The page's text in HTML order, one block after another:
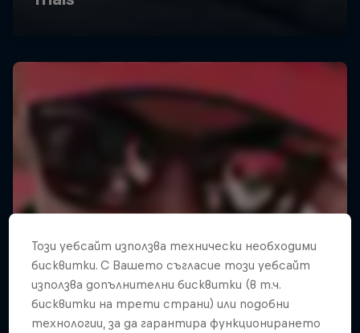
Този уебсайт използва технически необходими
бисквитки. С Вашето съгласие този уебсайт
използва допълнителни бисквитки (в т.ч.
бисквитки на трети страни) или подобни
технологии, за да гарантира функционирането